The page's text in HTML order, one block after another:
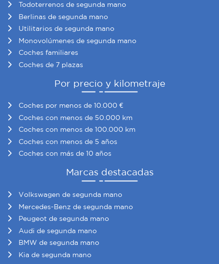
Todoterrenos de segunda mano
Berlinas de segunda mano
Utilitarios de segunda mano
Monovolúmenes de segunda mano
Coches familiares
Coches de 7 plazas
Por precio y kilometraje
Coches por menos de 10.000 €
Coches con menos de 50.000 km
Coches con menos de 100.000 km
Coches con menos de 5 años
Coches con más de 10 años
Marcas destacadas
Volkswagen de segunda mano
Mercedes-Benz de segunda mano
Peugeot de segunda mano
Audi de segunda mano
BMW de segunda mano
Kia de segunda mano